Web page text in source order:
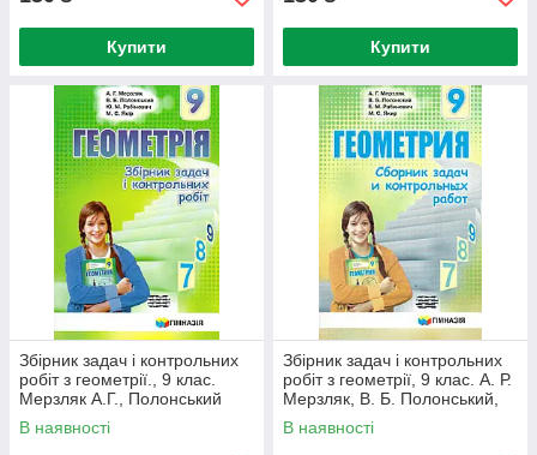
Купити Купити
Збірник задач і контрольних
робіт з геометрії., 9 клас.
Мерзляк А.Г., Полонський
В.Б., Якір М.С.
В наявності
Збірник задач і контрольних
робіт з геометрії, 9 клас. А. Р.
Мерзляк, В. Б. Полонський,
М. С. Якір (російською
мовою)
В наявності